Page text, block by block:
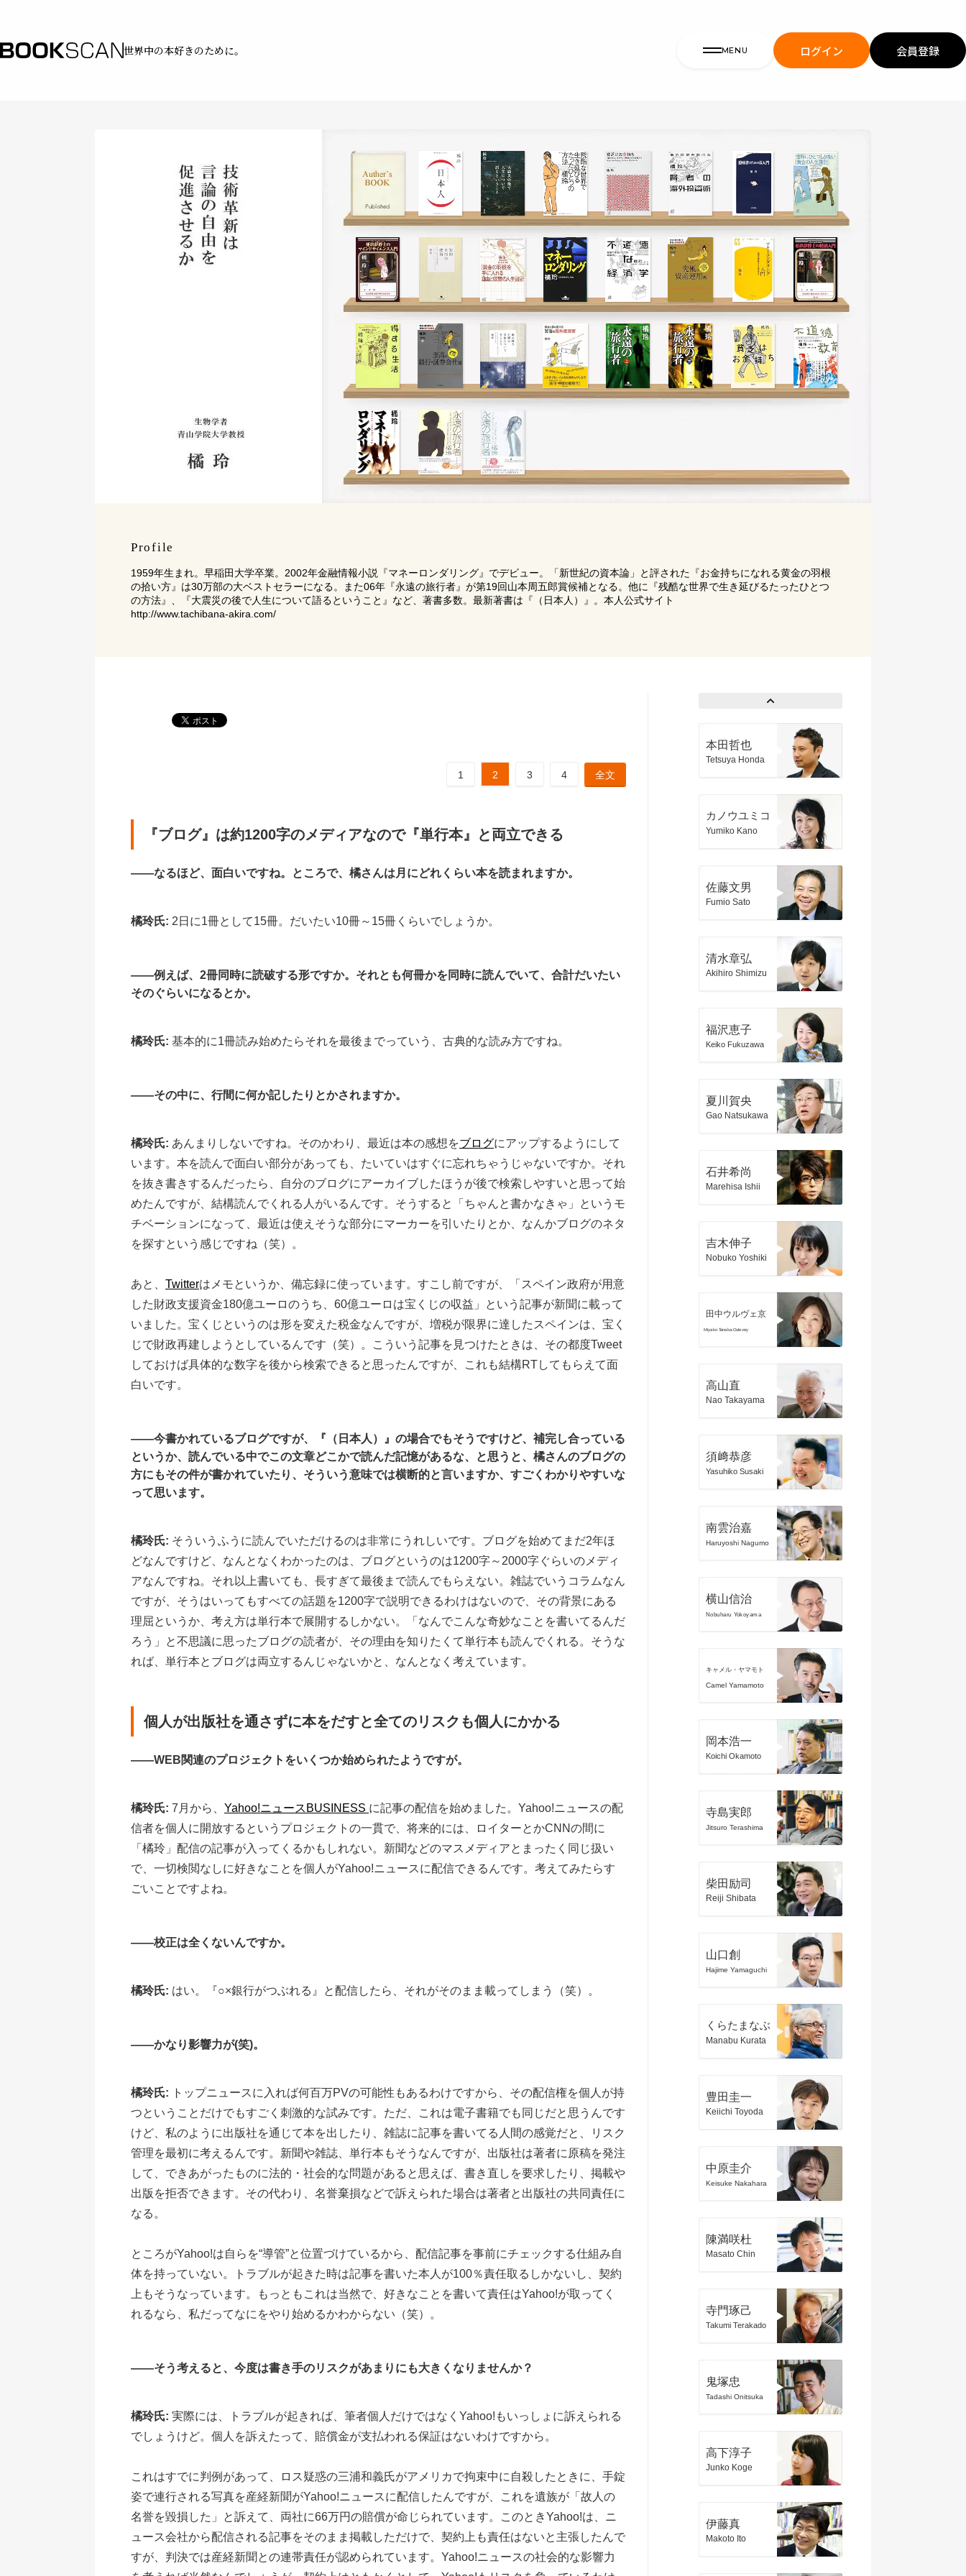
世界中の本好きのために。 MENU ログイン 会員登録
Profile
1959年生まれ。早稲田大学卒業。2002年金融情報小説『マネーロンダリング』でデビュー。「新世紀の資本論」と評された『お金持ちになれる黄金の羽根
の拾い方』は30万部の大ベストセラーになる。また06年『永遠の旅行者』が第19回山本周五郎賞候補となる。他に『残酷な世界で生き延びるたったひとつ
の方法』、『大震災の後で人生について語るということ』など、著書多数。最新著書は『（日本人）』。本人公式サイト
http://www.tachibana-akira.com/
1 2 3 4 全文
『ブログ』は約1200字のメディアなので『単行本』と両立できる
――なるほど、面白いですね。ところで、橘さんは月にどれくらい本を読まれますか。
橘玲氏: 2日に1冊として15冊。だいたい10冊～15冊くらいでしょうか。
――例えば、2冊同時に読破する形ですか。それとも何冊かを同時に読んでいて、合計だいたい
そのぐらいになるとか。
橘玲氏: 基本的に1冊読み始めたらそれを最後までっていう、古典的な読み方ですね。
――その中に、行間に何か記したりとかされますか。
橘玲氏: あんまりしないですね。そのかわり、最近は本の感想をブログにアップするようにして
います。本を読んで面白い部分があっても、たいていはすぐに忘れちゃうじゃないですか。それ
を抜き書きするんだったら、自分のブログにアーカイブしたほうが後で検索しやすいと思って始
めたんですが、結構読んでくれる人がいるんです。そうすると「ちゃんと書かなきゃ」というモ
チベーションになって、最近は使えそうな部分にマーカーを引いたりとか、なんかブログのネタ
を探すという感じですね（笑）。
あと、 Twitterはメモというか、備忘録に使っています。すこし前ですが、「スペイン政府が用意
した財政支援資金180億ユーロのうち、60億ユーロは宝くじの収益」という記事が新聞に載って
いました。宝くじというのは形を変えた税金なんですが、増税が限界に達したスペインは、宝く
じで財政再建しようとしているんです（笑）。こういう記事を見つけたときは、その都度Tweet
しておけば具体的な数字を後から検索できると思ったんですが、これも結構RTしてもらえて面
白いです。
――今書かれているブログですが、『（日本人）』の場合でもそうですけど、補完し合っている
というか、読んでいる中でこの文章どこかで読んだ記憶があるな、と思うと、橘さんのブログの
方にもその件が書かれていたり、そういう意味では横断的と言いますか、すごくわかりやすいな
って思います。
橘玲氏: そういうふうに読んでいただけるのは非常にうれしいです。ブログを始めてまだ2年ほ
どなんですけど、なんとなくわかったのは、ブログというのは1200字～2000字ぐらいのメディ
アなんですね。それ以上書いても、長すぎて最後まで読んでもらえない。雑誌でいうコラムなん
ですが、そうはいってもすべての話題を1200字で説明できるわけはないので、その背景にある
理屈というか、考え方は単行本で展開するしかない。「なんでこんな奇妙なことを書いてるんだ
ろう」と不思議に思ったブログの読者が、その理由を知りたくて単行本も読んでくれる。そうな
れば、単行本とブログは両立するんじゃないかと、なんとなく考えています。
個人が出版社を通さずに本をだすと全てのリスクも個人にかかる
――WEB関連のプロジェクトをいくつか始められたようですが。
橘玲氏: 7月から、 Yahoo!ニュースBUSINESS に記事の配信を始めました。Yahoo!ニュースの配
信者を個人に開放するというプロジェクトの一貫で、将来的には、ロイターとかCNNの間に
「橘玲」配信の記事が入ってくるかもしれない。新聞などのマスメディアとまったく同じ扱い
で、一切検閲なしに好きなことを個人がYahoo!ニュースに配信できるんです。考えてみたらす
ごいことですよね。
――校正は全くないんですか。
橘玲氏: はい。『○×銀行がつぶれる』と配信したら、それがそのまま載ってしまう（笑）。
――かなり影響力が(笑)。
橘玲氏: トップニュースに入れば何百万PVの可能性もあるわけですから、その配信権を個人が持
つということだけでもすごく刺激的な試みです。ただ、これは電子書籍でも同じだと思うんです
けど、私のように出版社を通じて本を出したり、雑誌に記事を書いてる人間の感覚だと、リスク
管理を最初に考えるんです。新聞や雑誌、単行本もそうなんですが、出版社は著者に原稿を発注
して、できあがったものに法的・社会的な問題があると思えば、書き直しを要求したり、掲載や
出版を拒否できます。その代わり、名誉棄損などで訴えられた場合は著者と出版社の共同責任に
なる。
ところがYahoo!は自らを“導管”と位置づけているから、配信記事を事前にチェックする仕組み自
体を持っていない。トラブルが起きた時は記事を書いた本人が100％責任取るしかないし、契約
上もそうなっています。もっともこれは当然で、好きなことを書いて責任はYahoo!が取ってく
れるなら、私だってなにをやり始めるかわからない（笑）。
――そう考えると、今度は書き手のリスクがあまりにも大きくなりませんか？
橘玲氏: 実際には、トラブルが起きれば、筆者個人だけではなくYahoo!もいっしょに訴えられる
でしょうけど。個人を訴えたって、賠償金が支払われる保証はないわけですから。
これはすでに判例があって、ロス疑惑の三浦和義氏がアメリカで拘束中に自殺したときに、手錠
姿で連行される写真を産経新聞がYahoo!ニュースに配信したんですが、これを遺族が「故人の
名誉を毀損した」と訴えて、両社に66万円の賠償が命じられています。このときYahoo!は、ニ
ュース会社から配信される記事をそのまま掲載しただけで、契約上も責任はないと主張したんで
すが、判決では産経新聞との連帯責任が認められています。Yahoo!ニュースの社会的な影響力
本田哲也
Tetsuya Honda
カノウユミコ
Yumiko Kano
佐藤文男
Fumio Sato
清水章弘
Akihiro Shimizu
福沢恵子
Keiko Fukuzawa
夏川賀央
Gao Natsukawa
石井希尚
Marehisa Ishii
吉木伸子
Nobuko Yoshiki
田中ウルヴェ京
Miyako Tanaka-Oulevey
高山直
Nao Takayama
須﨑恭彦
Yasuhiko Susaki
南雲治嘉
Haruyoshi Nagumo
横山信治
Nobuharu Yokoyama
キャメル・ヤマモト
Camel Yamamoto
岡本浩一
Koichi Okamoto
寺島実郎
Jitsuro Terashima
柴田励司
Reiji Shibata
山口創
Hajime Yamaguchi
くらたまなぶ
Manabu Kurata
豊田圭一
Keiichi Toyoda
中原圭介
Keisuke Nakahara
陳満咲杜
Masato Chin
寺門琢己
Takumi Terakado
鬼塚忠
Tadashi Onitsuka
高下淳子
Junko Koge
伊藤真
Makoto Ito